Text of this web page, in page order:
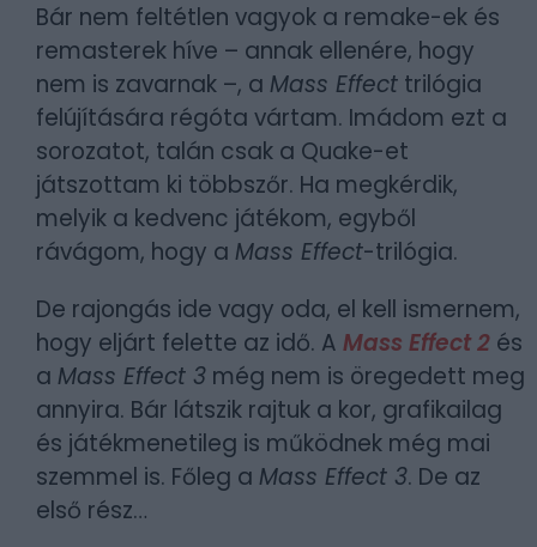
Bár nem feltétlen vagyok a remake-ek és
remasterek híve – annak ellenére, hogy
nem is zavarnak –, a Mass Effect trilógia
felújítására régóta vártam. Imádom ezt a
sorozatot, talán csak a Quake-et
játszottam ki többszőr. Ha megkérdik,
melyik a kedvenc játékom, egyből
rávágom, hogy a Mass Effect-trilógia.
De rajongás ide vagy oda, el kell ismernem,
hogy eljárt felette az idő. A Mass Effect 2 és
a Mass Effect 3 még nem is öregedett meg
annyira. Bár látszik rajtuk a kor, grafikailag
és játékmenetileg is működnek még mai
szemmel is. Főleg a Mass Effect 3. De az
első rész…